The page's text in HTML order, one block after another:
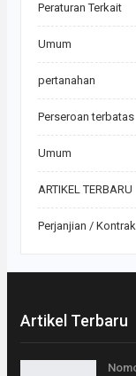
Peraturan Terkait
Umum
pertanahan
Perseroan terbatas
Umum
ARTIKEL TERBARU
Perjanjian / Kontrak
Artikel Terbaru